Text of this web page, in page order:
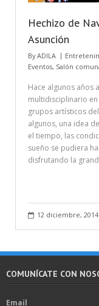
Hechizo de
Asunción
ByADILA
Eventos, Salón
Hace algunos años
multidisciplinario
grupos artísticos
algunos, una idea
el tiempo, las
sueño se pudiera
disfrutando la
12 diciembre, 2014
COMUNÍCATE CON
Email